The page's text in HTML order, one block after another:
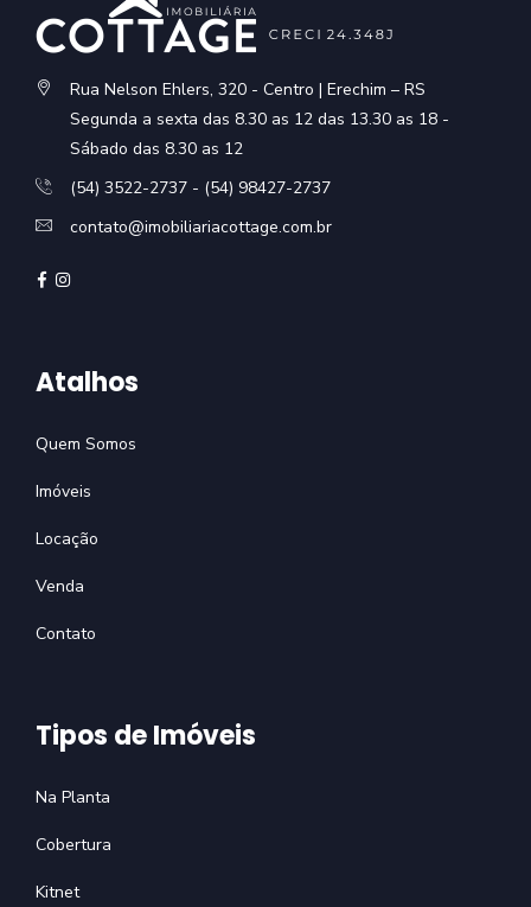
Rua Nelson Ehlers, 320 - Centro | Erechim – RS
Segunda a sexta das 8.30 as 12 das 13.30 as 18 -
Sábado das 8.30 as 12
(54) 3522-2737 - (54) 98427-2737
contato@imobiliariacottage.com.br
Atalhos
Quem Somos
Imóveis
Locação
Venda
Contato
Tipos de Imóveis
Na Planta
Cobertura
Kitnet